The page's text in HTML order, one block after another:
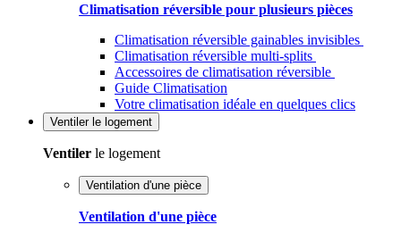
Climatisation réversible pour plusieurs pièces
Climatisation réversible gainables invisibles
Climatisation réversible multi-splits
Accessoires de climatisation réversible
Guide Climatisation
Votre climatisation idéale en quelques clics
Ventiler le logement
Ventiler le logement
Ventilation d'une pièce
Ventilation d'une pièce